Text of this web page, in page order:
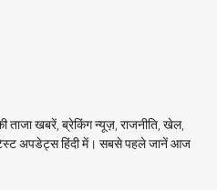
ताजा खबरें, ब्रेकिंग न्यूज़, राजनीति, खेल,
अपडेट्स हिंदी में। सबसे पहले जानें आज